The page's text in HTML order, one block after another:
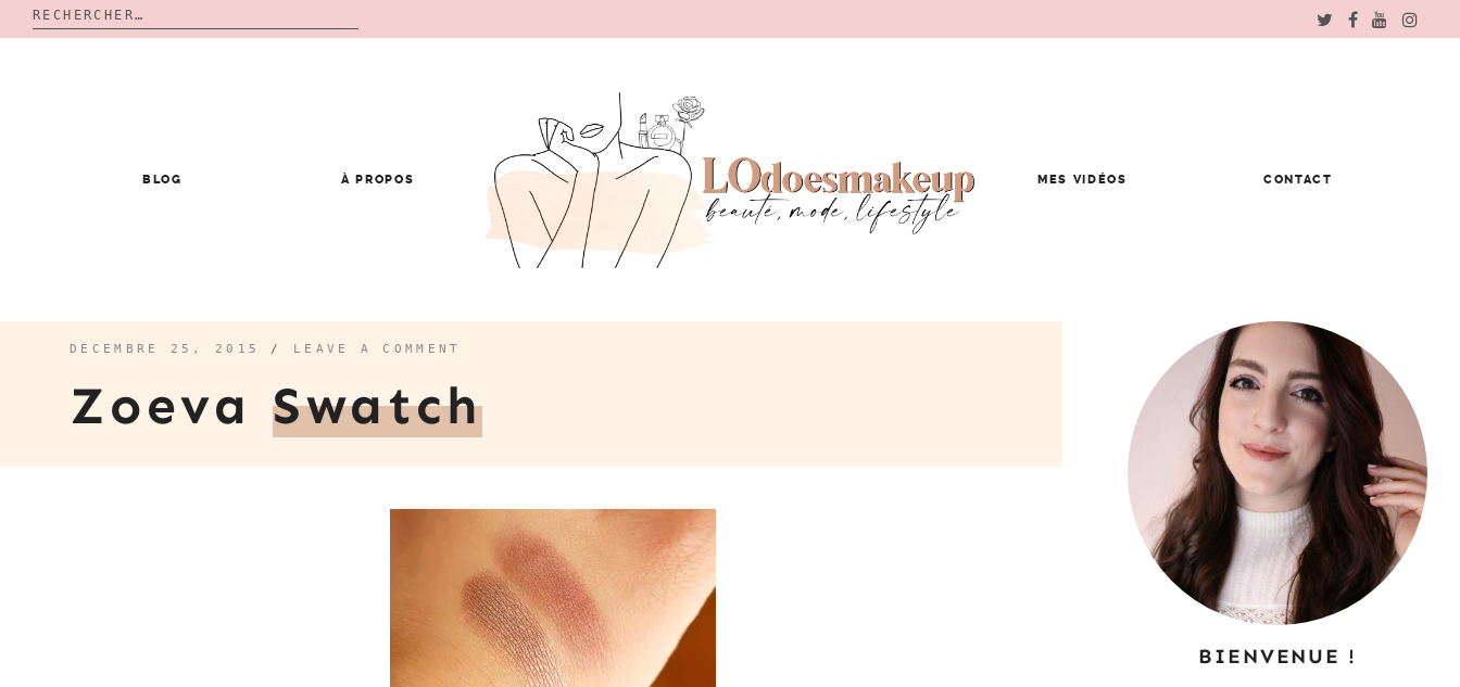
Rechercher :
BLOG À PROPOS MES VIDÉOS CONTACT
DÉCEMBRE 25, 2015 / LEAVE A COMMENT
Zoeva Swatch
BIENVENUE !